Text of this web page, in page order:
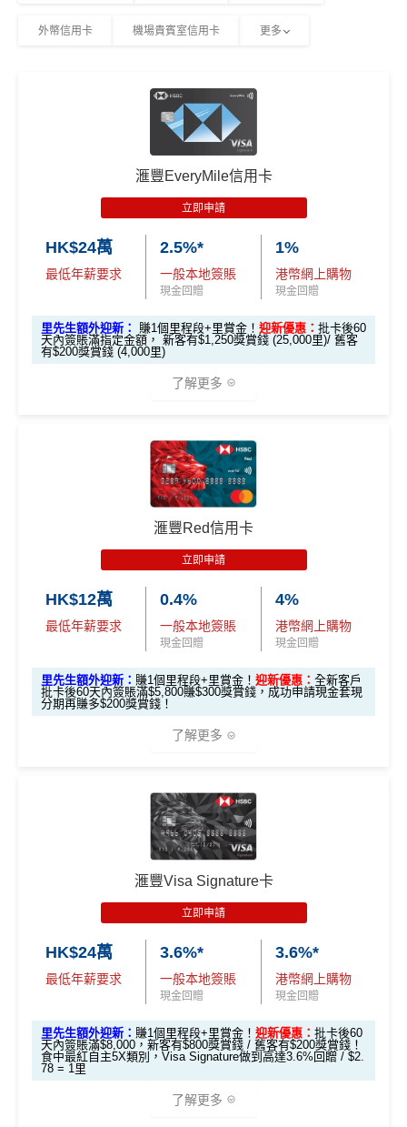
外幣信用卡 機場貴賓室信用卡 更多
滙豐EveryMile信用卡
立即申請
HK$24萬
最低年薪要求
2.5%*
一般本地簽賬
現金回贈
1%
港幣網上購物
現金回贈
里先生額外迎新： 賺1個里程段+里賞金！ 迎新優惠： 批卡後60
天內簽賬滿指定金額， 新客有$1,250獎賞錢 (25,000里)/ 舊客
有$200獎賞錢 (4,000里)
了解更多
*本地交通出行簽賬、本地咖啡店及輕便美食簽賬及網上
娛樂平台簽賬高達2.5%回贈，詳情睇返
滙豐EveryMile信用卡迎新
滙豐 EveryMile信用卡申請網址
MrMiles.hk/hsbc-mile-a
pply
申請完填Form
MrMiles.hk/hsbc-em-for
m賺1個里程段+里賞金❗️（由里先生派出🎯38新會員額
外里賞金#）
#每1里賞金 ≈ HK$1，可兌換FPS轉數快回贈！詳情
全新客
戶簽$2.
5萬*
全新客
戶簽$8,
000*
卡基本迎新
$1,250
「現金套現」 分
K$20,000，12個
月或以上還款期）
$200 R
C
$200 R
C
高達$1,
滙豐Red信用卡
立即申請
HK$12萬
最低年薪要求
0.4%
一般本地簽賬
現金回贈
4%
港幣網上購物
現金回贈
里先生額外迎新： 賺1個里程段+里賞金！ 迎新優惠： 全新客戶
批卡後60天內簽賬滿$5,800賺$300獎賞錢，成功申請現金套現
分期再賺多$200獎賞錢！
了解更多
滙豐 Red Card申請網址：MrMiles.hk/hsbc-red-apply
申請完填Form
MrMiles.hk/hsbc-red-for
賺1個里程段+
❗️（由里先生派出🎯38新會員額
#每1里賞金 ≈ HK$1，可兌換FPS轉數快回贈！詳情
es.hk/mmcredit
全新信用卡客戶基本迎新：
基本迎新賺$300 「獎賞錢」
啟動新卡後再成功申請「現金套現」分期計劃，獲批
金額達港幣20,000元或以上，並選擇12個月或以上還
滙豐Visa Signature卡
立即申請
HK$24萬
最低年薪要求
3.6%*
一般本地簽賬
現金回贈
3.6%*
港幣網上購物
現金回贈
里先生額外迎新： 賺1個里程段+里賞金！ 迎新優惠： 批卡後60
天內簽賬滿$8,000，新客有$800獎賞錢 / 舊客有$200獎賞錢！
食中最紅自主5X類別，Visa Signature做到高達3.6%回贈 / $2.
78 = 1里
了解更多